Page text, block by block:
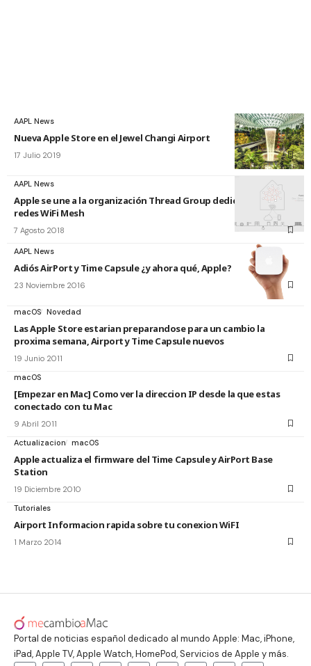
AAPL News
Nueva Apple Store en el Jewel Changi Airport
17 Julio 2019
AAPL News
Apple se une a la organización Thread Group dedicada a las
redes WiFi Mesh
7 Agosto 2018
AAPL News
Adiós AirPort y Time Capsule ¿y ahora qué, Apple?
23 Noviembre 2016
macOS Novedad
Las Apple Store estarian preparandose para un cambio la
proxima semana, Airport y Time Capsule nuevos
19 Junio 2011
macOS
[Empezar en Mac] Como ver la direccion IP desde la que estas
conectado con tu Mac
9 Abril 2011
Actualizacion macOS
Apple actualiza el firmware del Time Capsule y AirPort Base
Station
19 Diciembre 2010
Tutoriales
Airport Informacion rapida sobre tu conexion WiFI
1 Marzo 2014
Portal de noticias español dedicado al mundo Apple: Mac, iPhone,
iPad, Apple TV, Apple Watch, HomePod, Servicios de Apple y más.